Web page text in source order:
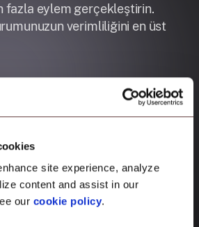
site experience, analyze
content and assist in our
our cookie policy.
fazla eylem gerçekleştirin.
verimliliğini en üst